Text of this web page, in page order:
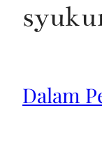
Dalam